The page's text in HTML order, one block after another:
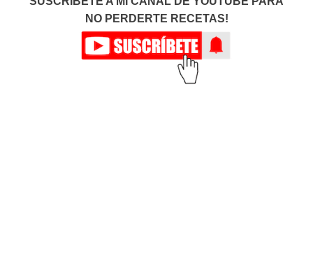
NO PERDERTE RECETAS!